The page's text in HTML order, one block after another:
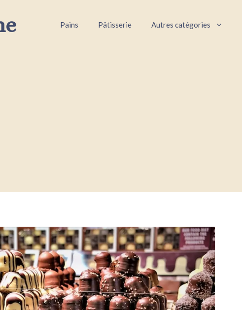
Pains Pâtisserie Autres catégories